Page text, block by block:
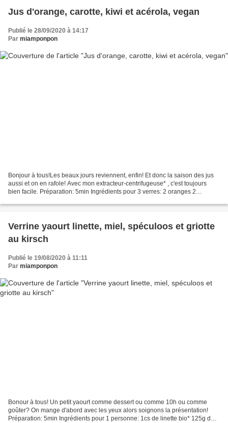
Jus d'orange, carotte, kiwi et acérola, vegan
Publié le 28/09/2020 à 14:17
Par miamponpon
Bonjour à tous!Les beaux jours reviennent, enfin! Et donc la saison des jus
aussi et on en rafole! Avec mon extracteur-centrifugeuse* , c'est toujours
bien facile. Préparation: 5min Ingrédients pour 3 verres: 2 oranges 2
Verrine yaourt linette, miel, spéculoos et griotte
au kirsch
Publié le 19/08/2020 à 11:11
Par miamponpon
Bonour à tous! Un petit yaourt comme dessert ou comme 10h ou comme
goûter? On mange d'abord avec les yeux alors soignons la présentation!
Préparation: 5min Ingrédients pour 1 personne: 1cs de linette bio* 125g de